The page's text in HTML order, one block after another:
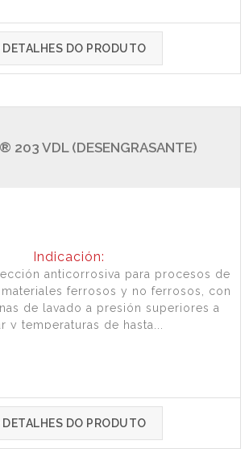
DETALHES DO PRODUTO
203 VDL (DESENGRASANTE)
Indicación:
anticorrosiva para procesos de
ferrosos y no ferrosos, con
de lavado a presión superiores a
y temperaturas de hasta...
DETALHES DO PRODUTO